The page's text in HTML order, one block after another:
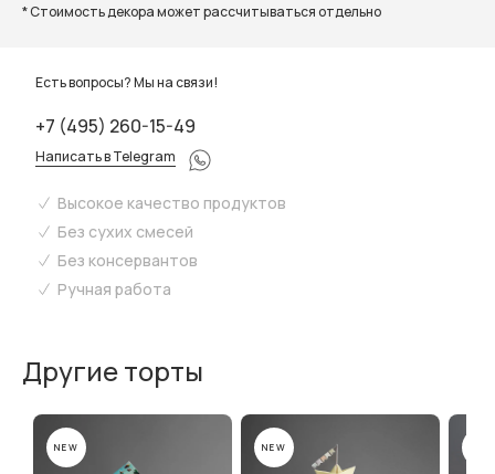
* Стоимость декора может рассчитываться отдельно
Есть вопросы? Мы на связи!
+7 (495) 260-15-49
Написать в Telegram
Высокое качество продуктов
Без сухих смесей
Без консервантов
Ручная работа
Другие торты
NEW NEW